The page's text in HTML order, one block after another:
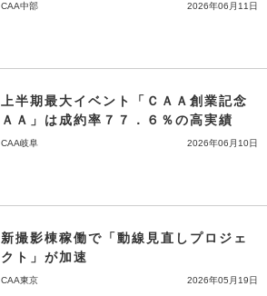
CAA中部 2026年06月11日
上半期最大イベント「ＣＡＡ創業記念
ＡＡ」は成約率７７．６％の高実績
CAA岐阜 2026年06月10日
新撮影棟稼働で「動線見直しプロジェ
クト」が加速
CAA東京 2026年05月19日